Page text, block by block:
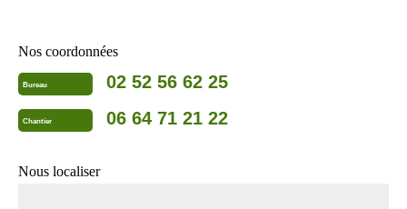
Nos coordonnées
Bureau 02 52 56 62 25
Chantier 06 64 71 21 22
Nous localiser